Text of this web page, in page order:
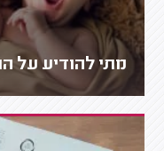
מתי להודיע על